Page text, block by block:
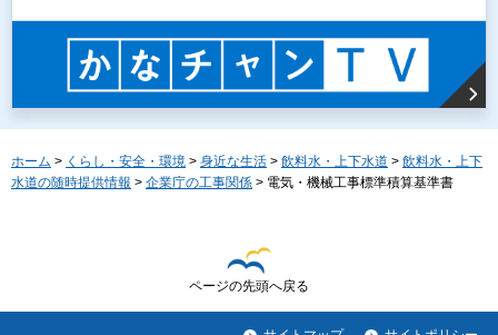
ホーム > くらし・安全・環境 > 身近な生活 > 飲料水・上下水道 > 飲料水・上下
水道の随時提供情報 > 企業庁の工事関係 > 電気・機械工事標準積算基準書
ページの先頭へ戻る